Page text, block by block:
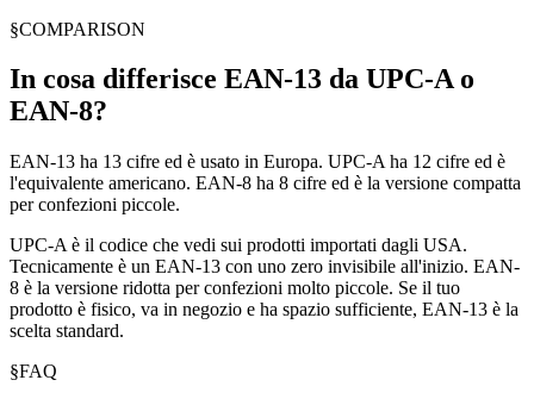
§COMPARISON
In cosa differisce EAN-13 da UPC-A o
EAN-8?
EAN-13 ha 13 cifre ed è usato in Europa. UPC-A ha 12 cifre ed è
l'equivalente americano. EAN-8 ha 8 cifre ed è la versione compatta
per confezioni piccole.
UPC-A è il codice che vedi sui prodotti importati dagli USA.
Tecnicamente è un EAN-13 con uno zero invisibile all'inizio. EAN-
8 è la versione ridotta per confezioni molto piccole. Se il tuo
prodotto è fisico, va in negozio e ha spazio sufficiente, EAN-13 è la
scelta standard.
§FAQ